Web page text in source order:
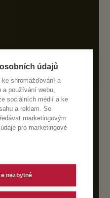
údajů
shromažďování a
používání webu,
sociálních médií a ke
a reklam. Se
marketingovým
pro marketingové
nezbytné